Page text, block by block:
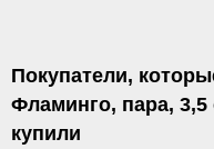
Покупатели,
Фламинго, пара, 3,5
купили